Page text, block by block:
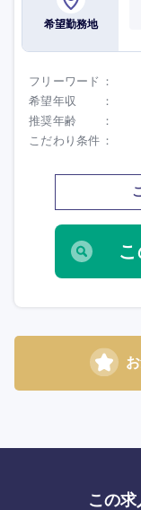
希望勤務地
フリーワード
希望年収
推奨年齢
こだわり条件
海外
この